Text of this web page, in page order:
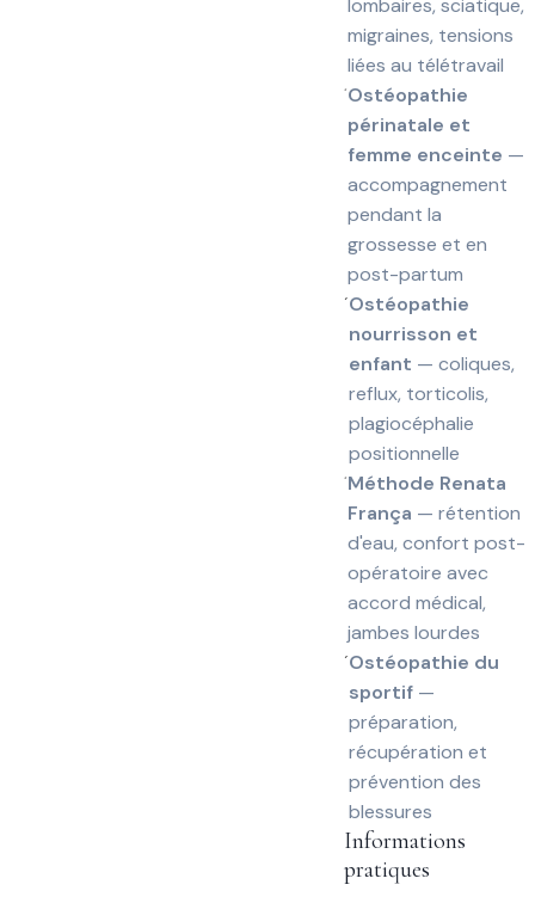
migraines, tensions
liées au télétravail
Ostéopathie
périnatale et
femme enceinte —
accompagnement
pendant la
grossesse et en
post-partum
Ostéopathie
nourrisson et
enfant — coliques,
reflux, torticolis,
plagiocéphalie
positionnelle
Méthode Renata
França — rétention
d'eau, confort post-
opératoire avec
accord médical,
jambes lourdes
Ostéopathie du
sportif —
préparation,
récupération et
prévention des
blessures
Informations
pratiques